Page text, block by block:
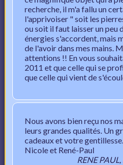
recherche, il m'a fallu un
l'apprivoiser " soit les
ou soit il faut laisser un peu
énergies s'accordent, mais
de l'avoir dans mes mains.
attentions !! En vous
2011 et que celle qui se
que celle qui vient de
Nous avons bien reçu nos
leurs grandes qualités. Un
cadeaux et votre
Nicole et René-Paul
RENE